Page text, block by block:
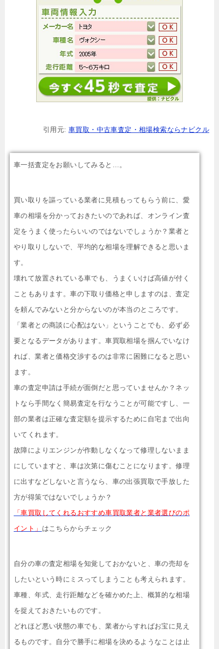
引用元: 車買取・中古車査定・相場検索ならナビクル
車一括査定をお願いしてみると…。
買い取りを謳っている業者に見積もってもらう前に、愛
車の相場を分かっておきたいのであれば、オンライン査
定をうまく使ったらいいのではないでしょうか？業者と
やり取りしないで、平均的な相場を理解できると思いま
す。
壊れて放置されている車でも、うまくいけば高値が付く
こともあります。車の下取り価格と申しますのは、査定
を頼んでみないと分からないのが本当のところです。
「業者との商談に心配はない」ということでも、必ず必
要となるデータがあります。車買取相場を掴んでいなけ
れば、業者と価格交渉するのは非常に困難になると思い
ます。
車の査定申請は手続が面倒だと思っていませんか？ネッ
トなら手間なく簡易査定を行なうことが可能ですし、一
部の業者は正確な査定額を提示するために自宅まで出向
いてくれます。
故障によりエンジンが作動しなくなって修理しないまま
にしていますと、車は次第に傷むことになります。修理
に出すなどしないと言うなら、車の出張買取で手放した
方が得策ではないでしょうか？
「車買取してくれるおすすめ車買取業者と業者選びのポ
イント」 はこちらからチェック
自分の車の査定相場を知覚しておかないと、車の売却を
したいという時にミスってしまうことも考えられます。
車種、年式、走行距離などを確かめた上、概算的な相場
を捉えておきたいものです。
どれほど悪い状態の車でも、業者からすればお宝に見え
るものです。自分で勝手に相場を決めるようなことは止